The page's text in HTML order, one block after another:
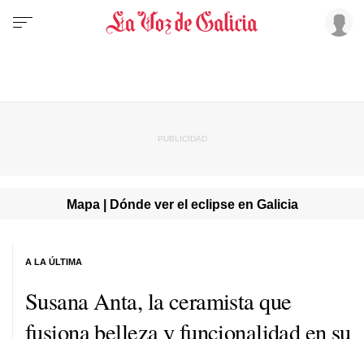
Mapa | Dónde ver el eclipse en Galicia
Susana Anta, la ceramista que
fusiona belleza y funcionalidad en su
A LA ÚLTIMA